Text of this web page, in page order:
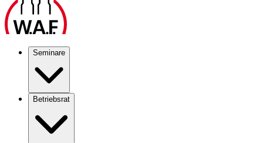
Seminare
Betriebsrat